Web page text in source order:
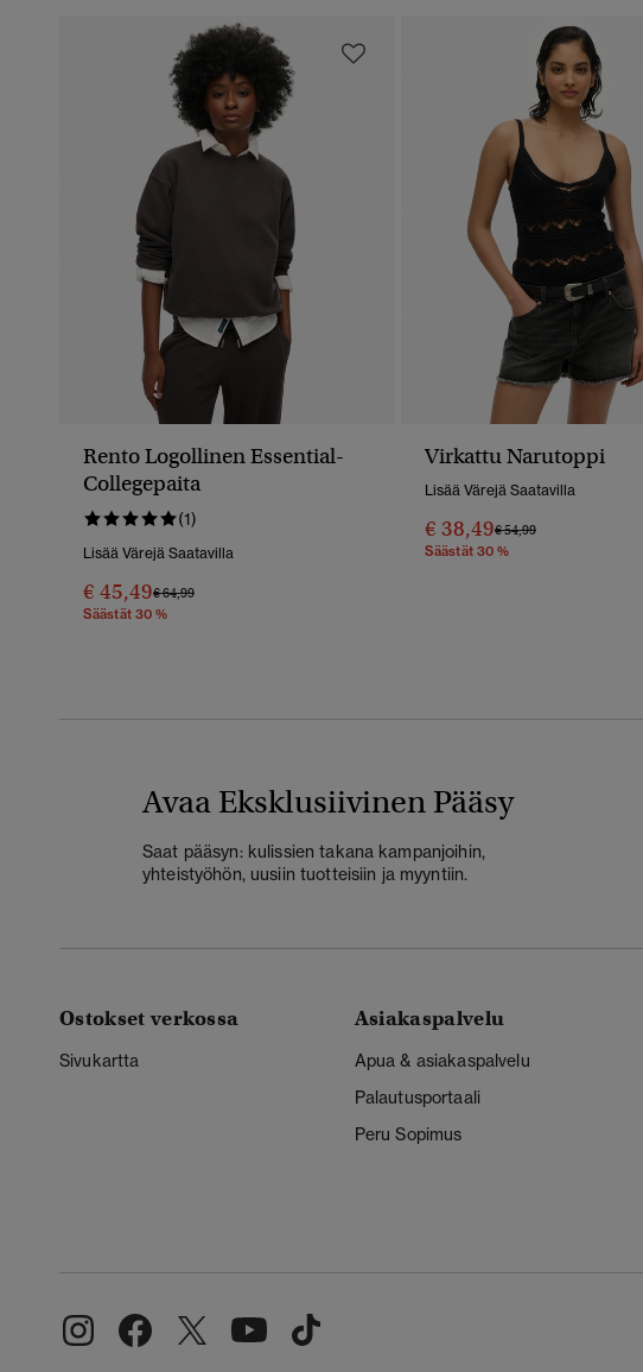
Rento Logollinen Essential-
Collegepaita
(1)
Lisää Värejä Saatavilla
€ 45,49Hinta Alennettu Hinnasta
€ 64,99Hintaan
Säästät 30 %
Virkattu Narutoppi
Lisää Värejä Saatavilla
€ 38,49Hinta Alennettu Hinnasta
€ 54,99Hintaan
Säästät 30 %
Avaa Eksklusiivinen Pääsy
Saat pääsyn: kulissien takana kampanjoihin,
yhteistyöhön, uusiin tuotteisiin ja myyntiin.
Ostokset verkossa
Sivukartta
Asiakaspalvelu
Apua & asiakaspalvelu
Palautusportaali
Peru Sopimus